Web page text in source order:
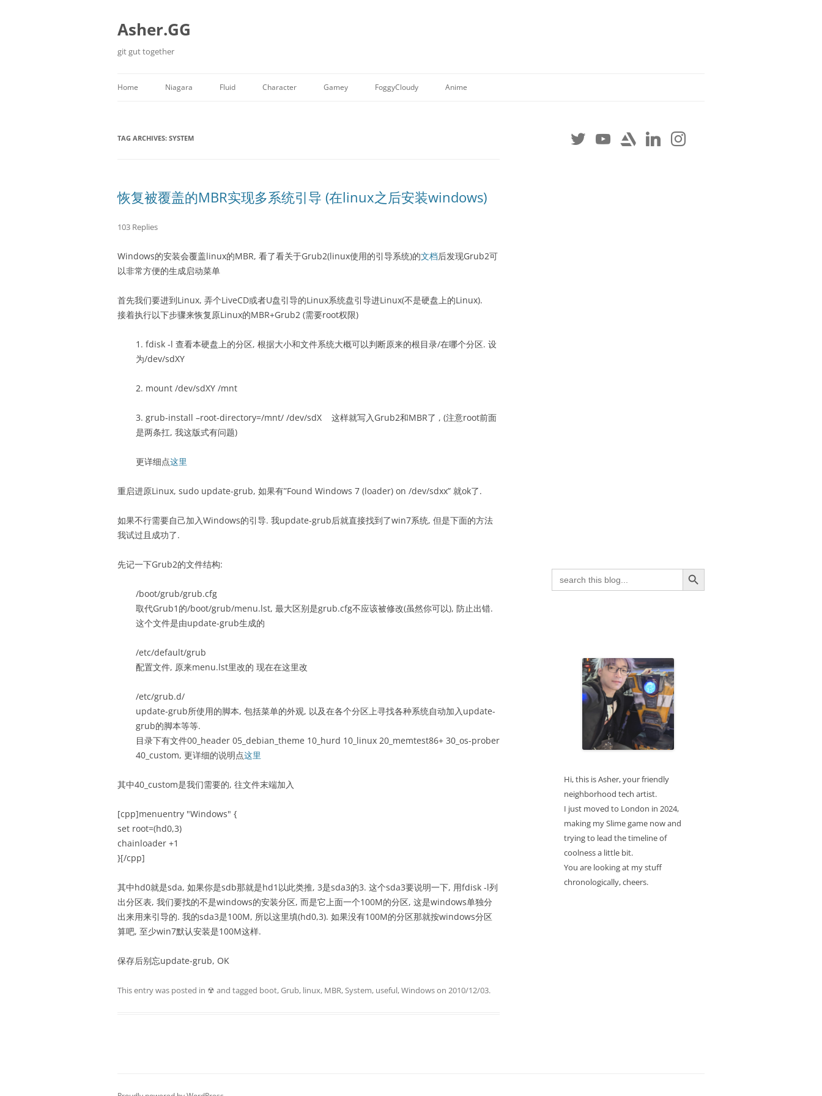
content
Asher.GG
git gut together
Home Niagara Fluid Character Gamey FoggyCloudy Anime
TAG ARCHIVES: SYSTEM
恢复被覆盖的MBR实现多系统引导 (在linux之后安装windows)
103 Replies
Windows的安装会覆盖linux的MBR, 看了看关于Grub2(linux使用的引导系统)的文档后发现Grub2可
以非常方便的生成启动菜单
首先我们要进到Linux, 弄个LiveCD或者U盘引导的Linux系统盘引导进Linux(不是硬盘上的Linux).
接着执行以下步骤来恢复原Linux的MBR+Grub2 (需要root权限)
1. fdisk -l 查看本硬盘上的分区, 根据大小和文件系统大概可以判断原来的根目录/在哪个分区. 设
为/dev/sdXY
2. mount /dev/sdXY /mnt
3. grub-install –root-directory=/mnt/ /dev/sdX 这样就写入Grub2和MBR了 , (注意root前面
是两条扛, 我这版式有问题)
更详细点这里
重启进原Linux, sudo update-grub, 如果有”Found Windows 7 (loader) on /dev/sdxx” 就ok了.
如果不行需要自己加入Windows的引导. 我update-grub后就直接找到了win7系统, 但是下面的方法
我试过且成功了.
先记一下Grub2的文件结构:
/boot/grub/grub.cfg
取代Grub1的/boot/grub/menu.lst, 最大区别是grub.cfg不应该被修改(虽然你可以), 防止出错.
这个文件是由update-grub生成的
/etc/default/grub
配置文件, 原来menu.lst里改的 现在在这里改
/etc/grub.d/
update-grub所使用的脚本, 包括菜单的外观, 以及在各个分区上寻找各种系统自动加入update-
grub的脚本等等.
目录下有文件00_header 05_debian_theme 10_hurd 10_linux 20_memtest86+ 30_os-prober
40_custom, 更详细的说明点这里
其中40_custom是我们需要的, 往文件末端加入
[cpp]menuentry "Windows" {
set root=(hd0,3)
chainloader +1
}[/cpp]
其中hd0就是sda, 如果你是sdb那就是hd1以此类推, 3是sda3的3. 这个sda3要说明一下, 用fdisk -l列
出分区表, 我们要找的不是windows的安装分区, 而是它上面一个100M的分区, 这是windows单独分
出来用来引导的. 我的sda3是100M, 所以这里填(hd0,3). 如果没有100M的分区那就按windows分区
算吧, 至少win7默认安装是100M这样.
保存后别忘update-grub, OK
This entry was posted in ☢ and tagged boot,Grub, linux, MBR,System, useful,Windowson 2010/12/03.
for:
Search Button
Hi, this is Asher, your friendly
neighborhood tech artist.
I just moved to London in 2024,
making my Slime game now and
trying to lead the timeline of
coolness a little bit.
You are looking at my stuff
chronologically, cheers.